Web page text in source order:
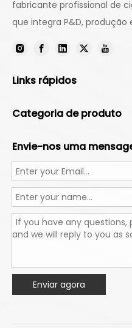
fabricante profissional de
que integra P&D, produção
Links rápidos
Categoria de produto
Envie-nos uma
Enviar agora